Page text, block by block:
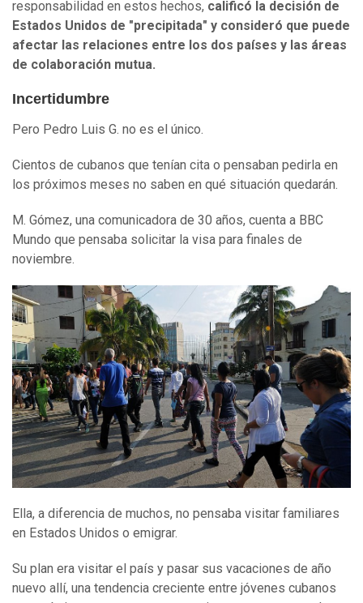
responsabilidad en estos hechos, calificó la decisión de
Estados Unidos de "precipitada" y consideró que puede
afectar las relaciones entre los dos países y las áreas
de colaboración mutua.
Incertidumbre
Pero Pedro Luis G. no es el único.
Cientos de cubanos que tenían cita o pensaban pedirla en
los próximos meses no saben en qué situación quedarán.
M. Gómez, una comunicadora de 30 años, cuenta a BBC
Mundo que pensaba solicitar la visa para finales de
noviembre.
Ella, a diferencia de muchos, no pensaba visitar familiares
en Estados Unidos o emigrar.
Su plan era visitar el país y pasar sus vacaciones de año
nuevo allí, una tendencia creciente entre jóvenes cubanos